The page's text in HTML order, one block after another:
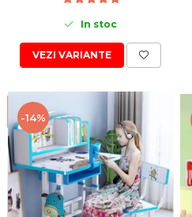
In stoc
VEZI VARIANTE
-14%